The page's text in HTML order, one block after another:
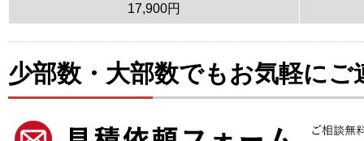
17,900円
少部数・大部数でもお気軽にご